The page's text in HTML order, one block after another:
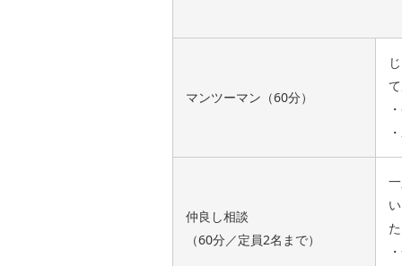
マンツーマン（60分）
仲良し相談
（60分／定員2名まで）